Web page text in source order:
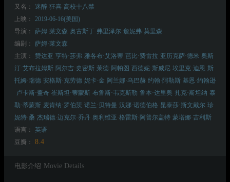
又名：
迷醉 狂喜 高校十八禁
上映：
2019-06-16(美国)
导演：
萨姆·莱文森 奥古斯丁·弗里泽尔 詹妮弗·莫里森
编剧：
萨姆·莱文森
主演：
赞达亚 亨特·莎弗 雅各布·艾洛蒂 芭比·费雷拉 亚历克萨·德米 奥斯
汀·艾布拉姆斯 阿尔吉·史密斯 茉德·阿帕图 西德妮·斯威尼 埃里克·迪恩 斯
托姆·瑞德 安格斯·克劳德 妮卡·金 阿兰娜·乌巴赫 约翰·阿勒斯 基恩·约翰逊
卢卡斯·盖奇 崔斯坦·蒂蒙斯 布鲁斯·韦克斯勒 鲁本·达里奥 扎克·斯坦纳 泰
勒·蒂蒙斯 麦肯纳·罗伯茨 诺兰·贝特曼 汉娜·诺德伯格 昆泰莎·斯文戴尔 珍
妮特·桑 杰瑞德·迈克尔·乔丹 奥利维亚·格雷斯·阿普尔盖特 蒙塔娜·吉利斯
语言：
英语
豆瓣：
8.4
电影介绍 Movie Details